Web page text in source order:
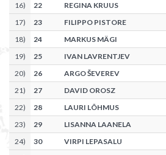
16) 22 REGINA KRUUS
17) 23 FILIPPO PISTORE
18) 24 MARKUS MÄGI
19) 25 IVAN LAVRENTJEV
20) 26 ARGO ŠEVEREV
21) 27 DAVID OROSZ
22) 28 LAURI LÕHMUS
23) 29 LISANNA LAANELA
24) 30 VIRPI LEPASALU